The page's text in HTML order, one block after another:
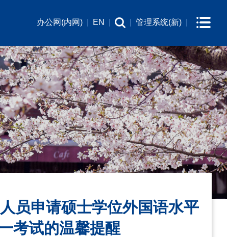
办公网(内网) EN 管理系统(新)
员申请硕士学位外国语水平
考试的温馨提醒